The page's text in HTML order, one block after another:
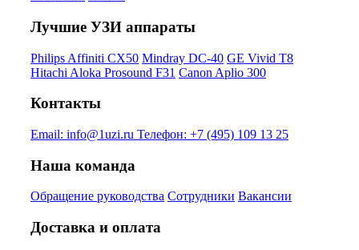
Лучшие УЗИ аппараты
Philips Affiniti CX50 Mindray DC-40 GE Vivid T8
Hitachi Aloka Prosound F31 Canon Aplio 300
Контакты
Email: info@1uzi.ru Телефон: +7 (495) 109 13 25
Наша команда
Обращение руководства Сотрудники Вакансии
Доставка и оплата